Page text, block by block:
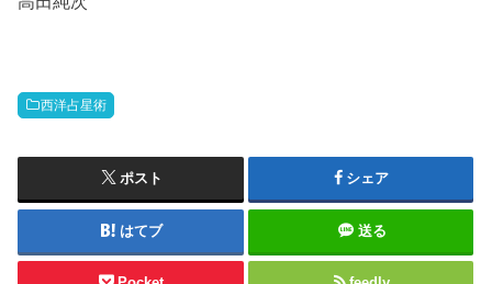
西洋占星術
ポスト シェア
はてブ 送る